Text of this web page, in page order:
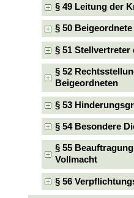
§ 49 Leitung der
§ 50 Beigeordnete
§ 51 Stellvertreter
§ 52
Beigeordneten
§ 53
§ 54 Besondere
§ 55
Vollmacht
§ 56